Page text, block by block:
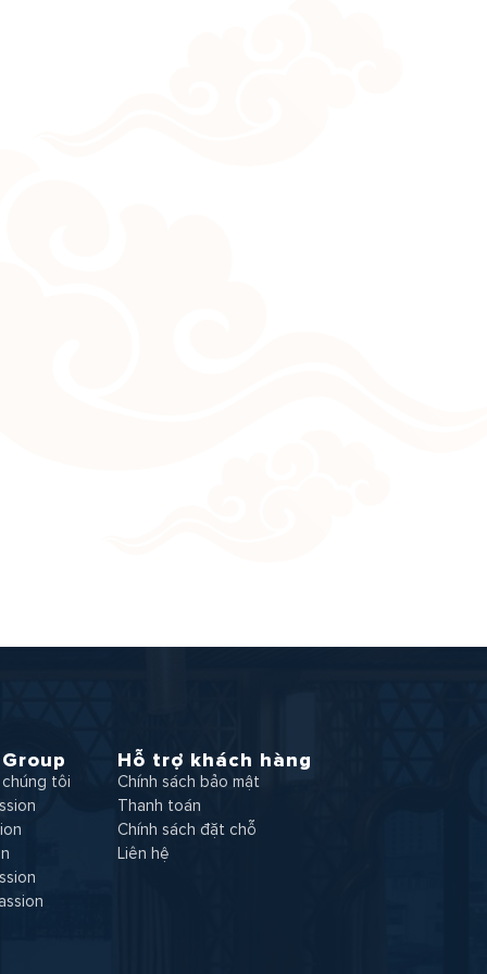
tôi
Hỗ trợ khách hàng
Chính sách bảo mật
Thanh toán
Chính sách đặt chỗ
Liên hệ